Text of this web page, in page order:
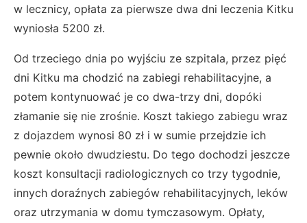
w lecznicy, opłata za pierwsze dwa dni leczenia Kitku
wyniosła 5200 zł.
Od trzeciego dnia po wyjściu ze szpitala, przez pięć
dni Kitku ma chodzić na zabiegi rehabilitacyjne, a
potem kontynuować je co dwa-trzy dni, dopóki
złamanie się nie zrośnie. Koszt takiego zabiegu wraz
z dojazdem wynosi 80 zł i w sumie przejdzie ich
pewnie około dwudziestu. Do tego dochodzi jeszcze
koszt konsultacji radiologicznych co trzy tygodnie,
innych doraźnych zabiegów rehabilitacyjnych, leków
oraz utrzymania w domu tymczasowym. Opłaty,